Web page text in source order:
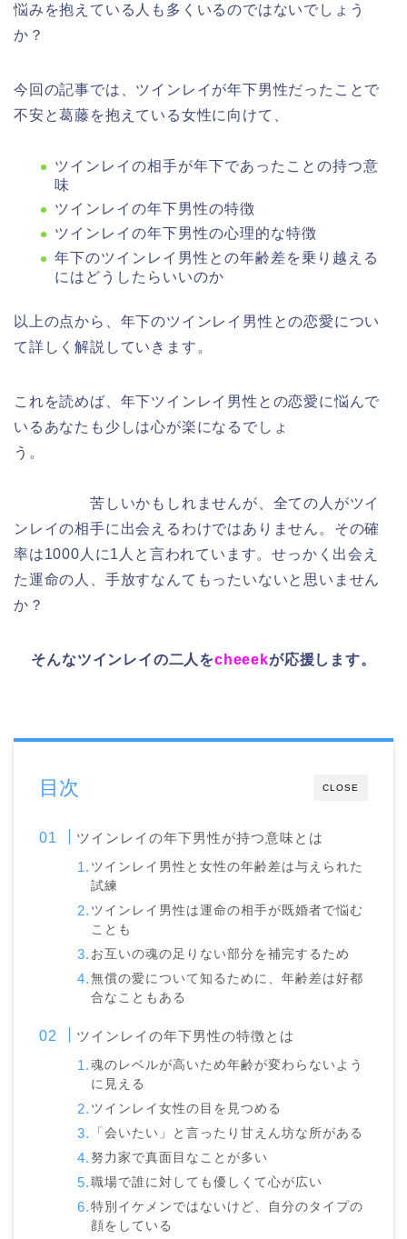
悩みを抱えている人も多くいるのではないでしょう
か？
今回の記事では、ツインレイが年下男性だったことで
不安と葛藤を抱えている女性に向けて、
ツインレイの相手が年下であったことの持つ意
味
ツインレイの年下男性の特徴
ツインレイの年下男性の心理的な特徴
年下のツインレイ男性との年齢差を乗り越える
にはどうしたらいいのか
以上の点から、年下のツインレイ男性との恋愛につい
て詳しく解説していきます。
これを読めば、年下ツインレイ男性との恋愛に悩んで
いるあなたも少しは心が楽になるでしょ
う。
苦しいかもしれませんが、全ての人がツイ
ンレイの相手に出会えるわけではありません。その確
率は1000人に1人と言われています。せっかく出会え
た運命の人、手放すなんてもったいないと思いません
か？
そんなツインレイの二人をcheeekが応援します。
CLOSE
目次
ツインレイの年下男性が持つ意味とは
ツインレイ男性と女性の年齢差は与えられた
試練
ツインレイ男性は運命の相手が既婚者で悩む
ことも
お互いの魂の足りない部分を補完するため
無償の愛について知るために、年齢差は好都
合なこともある
ツインレイの年下男性の特徴とは
魂のレベルが高いため年齢が変わらないよう
に見える
ツインレイ女性の目を見つめる
「会いたい」と言ったり甘えん坊な所がある
努力家で真面目なことが多い
職場で誰に対しても優しくて心が広い
特別イケメンではないけど、自分のタイプの
顔をしている